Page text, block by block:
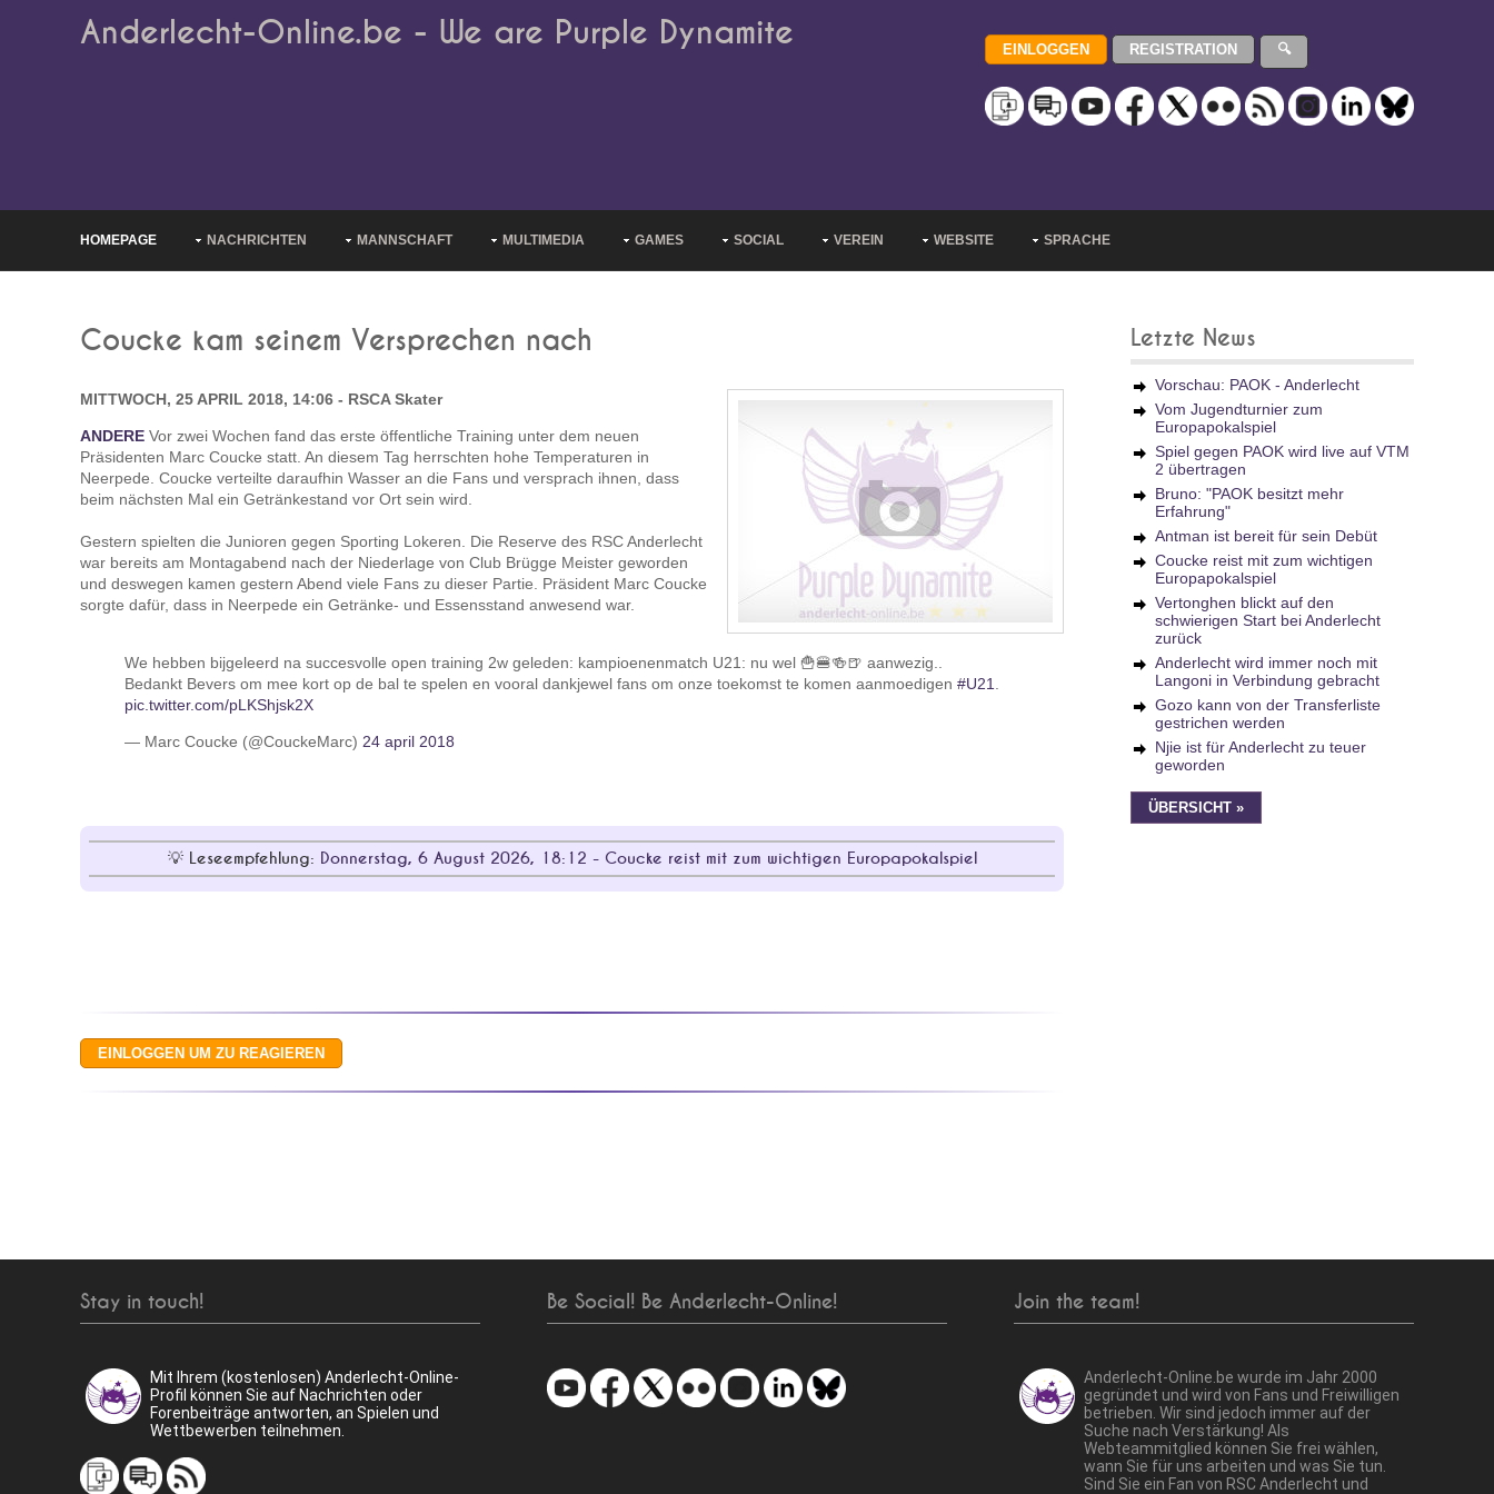
Anderlecht-Online.be - We are Purple Dynamite
HOMEPAGE NACHRICHTEN MANNSCHAFT MULTIMEDIA GAMES SOCIAL VEREIN WEBSITE SPRACHE
Coucke kam seinem Versprechen nach
MITTWOCH, 25 APRIL 2018, 14:06 - RSCA Skater
ANDERE Vor zwei Wochen fand das erste öffentliche Training unter dem neuen
Präsidenten Marc Coucke statt. An diesem Tag herrschten hohe Temperaturen in
Neerpede. Coucke verteilte daraufhin Wasser an die Fans und versprach ihnen, dass
beim nächsten Mal ein Getränkestand vor Ort sein wird.
Gestern spielten die Junioren gegen Sporting Lokeren. Die Reserve des RSC Anderlecht
war bereits am Montagabend nach der Niederlage von Club Brügge Meister geworden
und deswegen kamen gestern Abend viele Fans zu dieser Partie. Präsident Marc Coucke
sorgte dafür, dass in Neerpede ein Getränke- und Essensstand anwesend war.
We hebben bijgeleerd na succesvolle open training 2w geleden: kampioenenmatch U21: nu wel 🍟🍔🍻🍺 aanwezig..
Bedankt Bevers om mee kort op de bal te spelen en vooral dankjewel fans om onze toekomst te komen aanmoedigen #U21
pic.twitter.com/pLKShjsk2X
— Marc Coucke (@CouckeMarc) 24 april 2018
Leseempfehlung: Donnerstag, 6 August 2026, 18:12 - Coucke reist mit zum wichtigen Europapokalspiel
Letzte News
Vorschau: PAOK - Anderlecht
Vom Jugendturnier zum
Europapokalspiel
Spiel gegen PAOK wird live auf VTM
2 übertragen
Bruno: "PAOK besitzt mehr
Erfahrung"
Antman ist bereit für sein Debüt
Coucke reist mit zum wichtigen
Europapokalspiel
Vertonghen blickt auf den
schwierigen Start bei Anderlecht
zurück
Anderlecht wird immer noch mit
Langoni in Verbindung gebracht
Gozo kann von der Transferliste
gestrichen werden
Njie ist für Anderlecht zu teuer
geworden
ÜBERSICHT »
Stay in touch!
Mit Ihrem (kostenlosen) Anderlecht-Online-
Profil können Sie auf Nachrichten oder
Forenbeiträge antworten, an Spielen und
Wettbewerben teilnehmen.
Be Social! Be Anderlecht-Online! Join the team!
Anderlecht-Online.be wurde im Jahr 2000
gegründet und wird von Fans und Freiwilligen
betrieben. Wir sind jedoch immer auf der
Suche nach Verstärkung! Als
Webteammitglied können Sie frei wählen,
wann Sie für uns arbeiten und was Sie tun.
Sind Sie ein Fan von RSC Anderlecht und